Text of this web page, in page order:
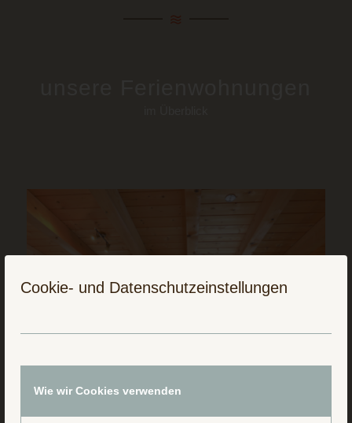
Cookie- und Datenschutzeinstellungen
Wie wir Cookies verwenden